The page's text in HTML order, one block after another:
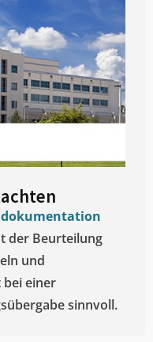
der Beurteilung
und
bei einer
sinnvoll.